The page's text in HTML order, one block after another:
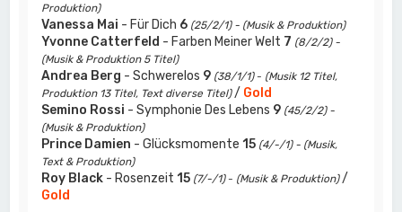
Produktion)
Vanessa Mai - Für Dich 6 (25/2/1) - (Musik & Produktion)
Yvonne Catterfeld - Farben Meiner Welt 7 (8/2/2) -
(Musik & Produktion 5 Titel)
Andrea Berg - Schwerelos 9 (38/1/1)- (Musik 12 Titel,
Produktion 13 Titel, Text diverse Titel)/ Gold
Semino Rossi - Symphonie Des Lebens 9 (45/2/2) -
(Musik & Produktion)
Prince Damien - Glücksmomente 15 (4/-/1) - (Musik,
Text & Produktion)
Roy Black - Rosenzeit 15 (7/-/1)- (Musik & Produktion)/
Gold